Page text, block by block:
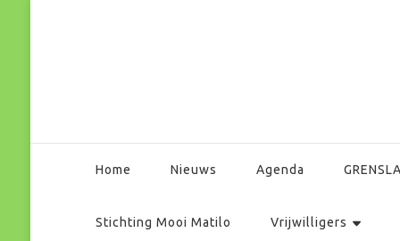
Home Nieuws Agenda
Stichting Mooi Matilo Vrijwilligers